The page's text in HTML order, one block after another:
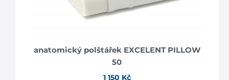
anatomický polštářek EXCELENT PILLOW
50
1 150 Kč